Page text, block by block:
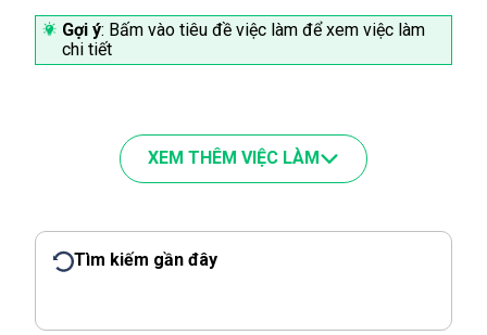
Gợi ý: Bấm vào tiêu đề việc làm để xem việc làm
chi tiết
XEM THÊM VIỆC LÀM
Tìm kiếm gần đây